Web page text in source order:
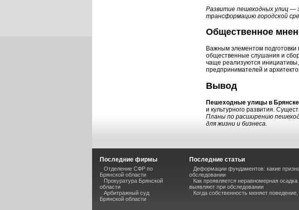
Развитие пешеходных улиц —
трансформацию городской
Общественное
Важным элементом
общественные слушания и
чаще реализуются
предпринимателей и
Вывод
Пешеходные улицы в Брянске
и культурного развития.
Планы по расширению
для жизни и бизнеса.
Последние фирмы
Отделение СФР по
Брянской области
Прокуратура Брянской
области
Арбитражный суд
Брянской области
Последние статьи
Деформации фундаментов: какие
обследовании
Как проявляется неравномерная осадка
выявляют при обследовании
Когда собственность меняет поведение,